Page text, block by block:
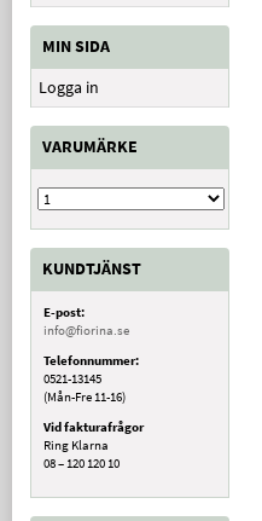
MIN SIDA
Logga in
VARUMÄRKE
KUNDTJÄNST
E-post:
info@fiorina.se
Telefonnummer:
0521-13145
(Mån-Fre 11-16)
Vid fakturafrågor
Ring Klarna
08 – 120 120 10